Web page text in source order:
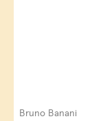
Bruno Banani